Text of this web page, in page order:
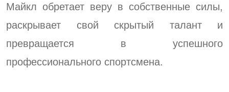
Майкл обретает веру в собственные силы,
раскрывает свой скрытый талант и
превращается в успешного
профессионального спортсмена.